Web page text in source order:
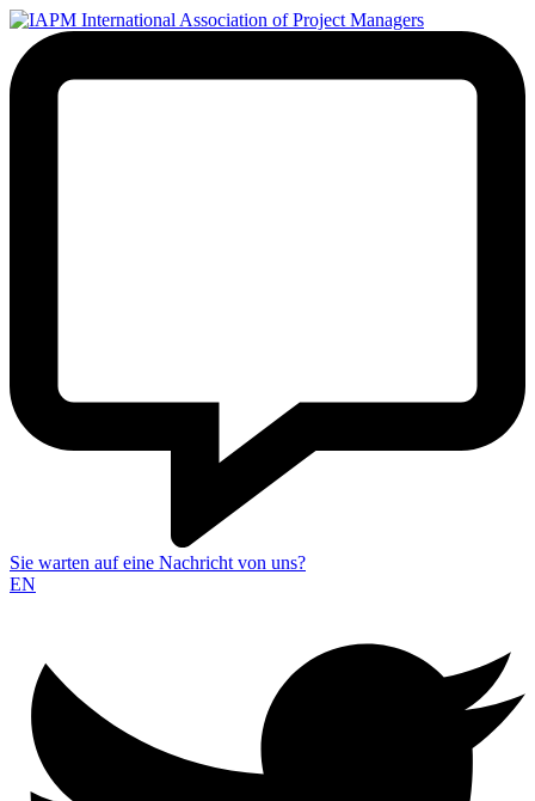
Sie warten auf eine Nachricht von uns?
EN